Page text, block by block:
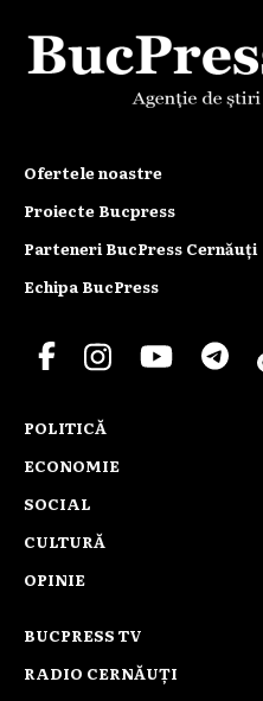
Ofertele noastre
Proiecte Bucpress
Parteneri BucPress Cernăuți
Echipa BucPress
POLITICĂ
ECONOMIE
SOCIAL
CULTURĂ
OPINIE
BUCPRESS TV
RADIO CERNĂUȚI